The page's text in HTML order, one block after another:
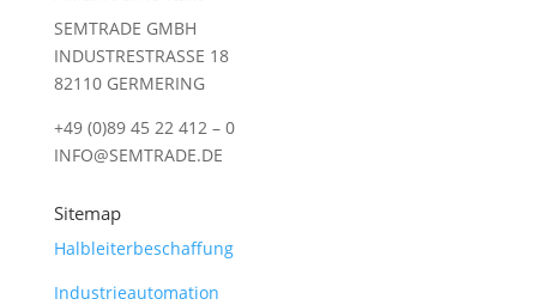
SEMTRADE GMBH
INDUSTRESTRASSE 18
82110 GERMERING
+49 (0)89 45 22 412 – 0
INFO@SEMTRADE.DE
Sitemap
Halbleiterbeschaffung
Industrieautomation